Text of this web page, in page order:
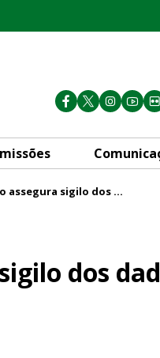
Projeto sancionado assegura sigilo dos dados de mulheres em situação de risco
de
dos